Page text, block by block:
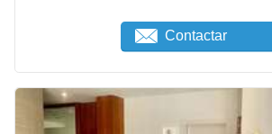
Contactar